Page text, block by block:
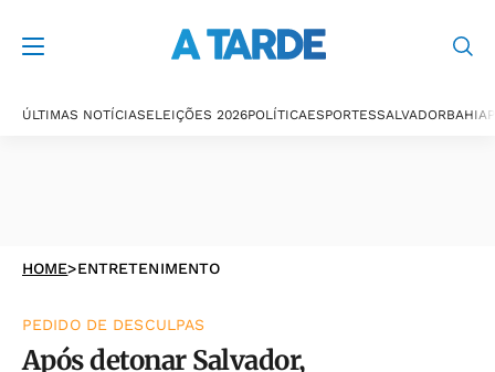
ÚLTIMAS NOTÍCIASELEIÇÕES 2026POLÍTICAESPORTESSALVADORBAHIA
HOME>ENTRETENIMENTO
PEDIDO DE DESCULPAS
Após detonar Salvador,